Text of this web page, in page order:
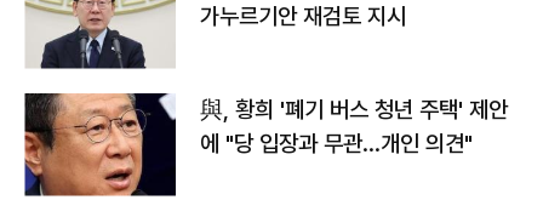
가누르기안 재검토 지시
與, 황희 '폐기 버스 청년 주택' 제안
에 "당 입장과 무관…개인 의견"